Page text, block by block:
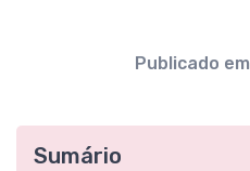
Publicado em
Sumário